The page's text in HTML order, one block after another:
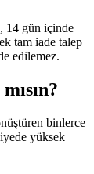
14 gün içinde
tam iade talep
edilemez.
binlerce
yüksek